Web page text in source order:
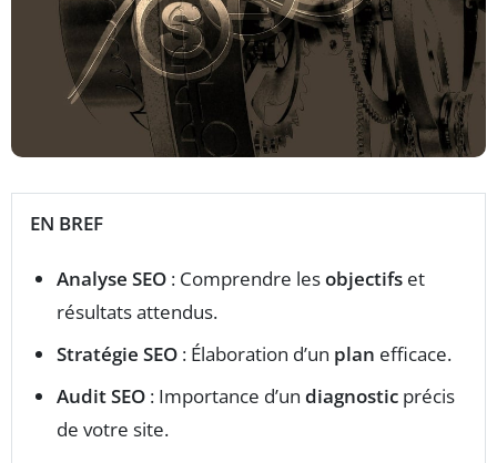
EN BREF
Analyse SEO : Comprendre lesobjectifs et
résultats attendus.
Stratégie SEO : Élaboration d’un plan efficace.
Audit SEO : Importance d’un diagnostic précis
de votre site.